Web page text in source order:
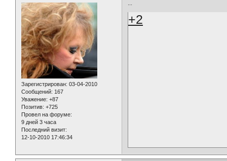
Зарегистрирован: 03-04-2010
Сообщений: 167
Уважение: +87
Позитив: +725
Провел на форуме:
9 дней 3 часа
Последний визит:
12-10-2010 17:46:34
+2